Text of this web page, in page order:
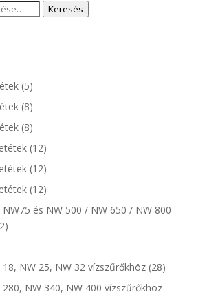
Keresés
(5)
(8)
(8)
(12)
(12)
(12)
és NW 500 / NW 650 / NW 800
NW 25, NW 32 vízszűrőkhöz (28)
NW 340, NW 400 vízszűrőkhöz